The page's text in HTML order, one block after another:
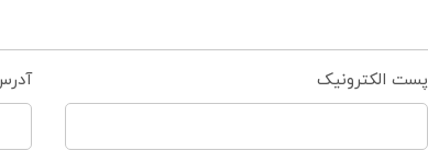
پست الکترونیک